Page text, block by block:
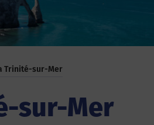
Trinité-sur-Mer
sur-Mer